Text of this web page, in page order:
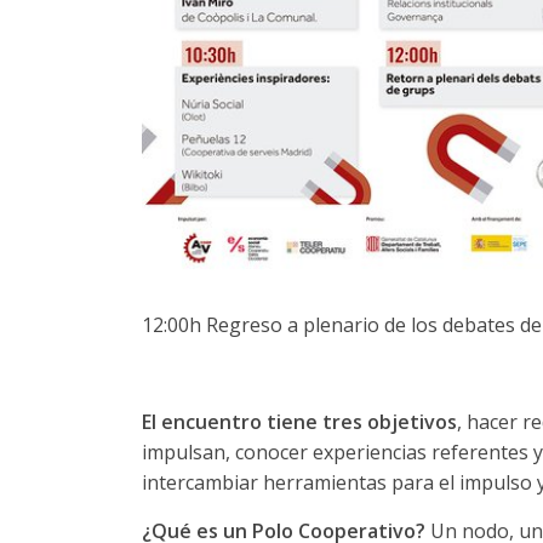
12:00h Regreso a plenario de los debates
El encuentro tiene tres objetivos, hacer
impulsan, conocer experiencias referentes
intercambiar herramientas para el impulso
¿Qué es un Polo Cooperativo? Un nodo,